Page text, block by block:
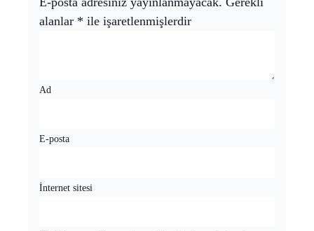
alanlar * ile işaretlenmişlerdir
Ad
E-posta
İnternet sitesi